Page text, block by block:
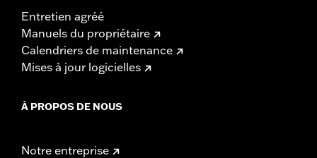
Entretien agréé
Manuels du propriétaire
Calendriers de maintenance
Mises à jour logicielles
À PROPOS DE NOUS
Notre entreprise